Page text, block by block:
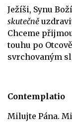
Ježíši, Synu
skutečně
Chceme
touhu po
svrchovaným
Contemplatio
Milujte Pána.